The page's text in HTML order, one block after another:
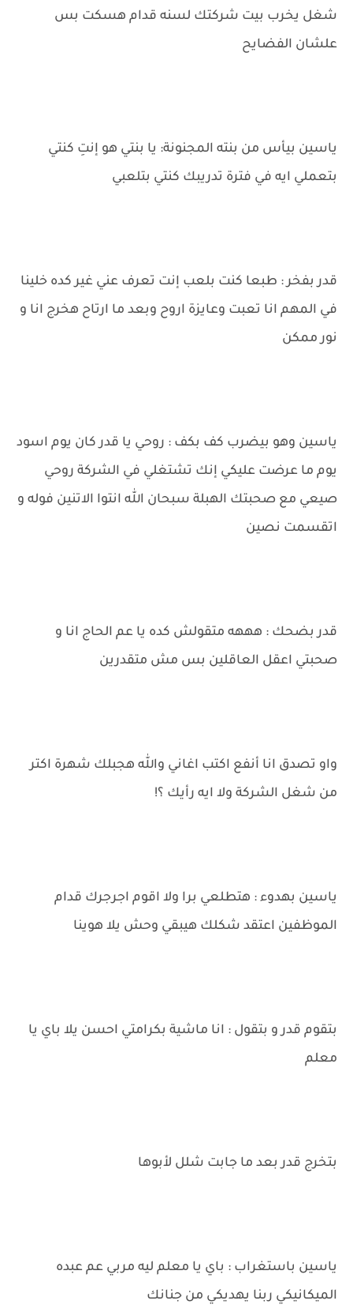
شغل يخرب بيت شركتك لسنه قدام هسكت بس
علشان الفضايح
ياسين بيأس من بنته المجنونة: يا بنتي هو إنتِ كنتي
بتعملي ايه في فترة تدريبك كنتي بتلعبي
قدر بفخر : طبعا كنت بلعب إنت تعرف عني غير كده خلينا
في المهم انا تعبت وعايزة اروح وبعد ما ارتاح هخرج انا و
نور ممكن
ياسين وهو بيضرب كف بكف : روحي يا قدر كان يوم اسود
يوم ما عرضت عليكي إنك تشتغلي في الشركة روحي
صيعي مع صحبتك الهبلة سبحان الله انتوا الاتنين فوله و
اتقسمت نصين
قدر بضحك : هههه متقولش كده يا عم الحاج انا و
صحبتي اعقل العاقلين بس مش متقدرين
واو تصدق انا أنفع اكتب اغاني والله هجبلك شهرة اكتر
من شغل الشركة ولا ايه رأيك ؟!
ياسين بهدوء : هتطلعي برا ولا اقوم اجرجرك قدام
الموظفين اعتقد شكلك هيبقي وحش يلا هوينا
بتقوم قدر و بتقول : انا ماشية بكرامتي احسن يلا باي يا
معلم
بتخرج قدر بعد ما جابت شلل لأبوها
ياسين باستغراب : باي يا معلم ليه مربي عم عبده
الميكانيكي ربنا يهديكي من جنانك